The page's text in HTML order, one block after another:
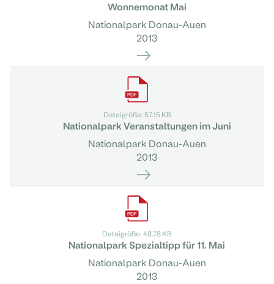
Wonnemonat Mai
Nationalpark Donau-Auen
2013
Dateigröße: 57.15 KB
Nationalpark Veranstaltungen im Juni
Nationalpark Donau-Auen
2013
Dateigröße: 48.78 KB
Nationalpark Spezialtipp für 11. Mai
Nationalpark Donau-Auen
2013